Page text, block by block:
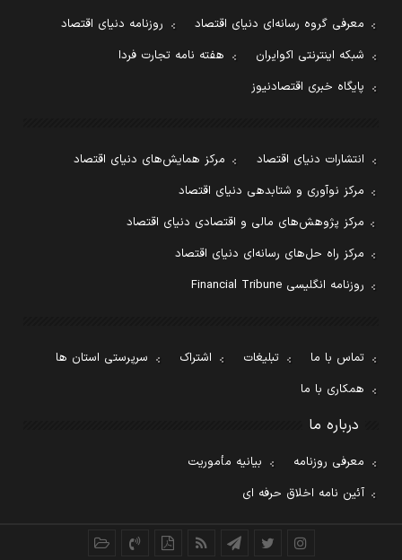
معرفی گروه رسانه‌ای دنیای اقتصاد
روزنامه دنیای اقتصاد
شبکه اینترنتی اکوایران
هفته نامه تجارت فردا
پایگاه خبری اقتصادنیوز
انتشارات دنیای اقتصاد
مرکز همایش‌های دنیای اقتصاد
مرکز نوآوری و شتابدهی دنیای اقتصاد
مرکز پژوهش‌های مالی و اقتصادی دنیای اقتصاد
مرکز راه حل‌های رسانه‌ای دنیای اقتصاد
روزنامه انگلیسی Financial Tribune
تماس با ما تبلیغات اشتراک
سرپرستی استان ها
همکاری با ما
درباره ما
معرفی روزنامه
بیانیه مأموریت
آئین نامه اخلاق حرفه ای